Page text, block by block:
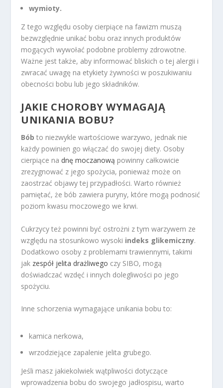
wymioty.
Z tego względu osoby cierpiące na fawizm muszą
bezwzględnie unikać bobu oraz innych produktów
mogących wywołać podobne problemy zdrowotne.
Ważne jest także, aby informować bliskich o tej alergii i
zwracać uwagę na etykiety żywności w poszukiwaniu
obecności bobu lub jego składników.
JAKIE CHOROBY WYMAGAJĄ
UNIKANIA BOBU?
Bób to niezwykle wartościowe warzywo, jednak nie
każdy powinien go włączać do swojej diety. Osoby
cierpiące na dnę moczanową powinny całkowicie
zrezygnować z jego spożycia, ponieważ może on
zaostrzać objawy tej przypadłości. Warto również
pamiętać, że bób zawiera puryny, które mogą podnosić
poziom kwasu moczowego we krwi.
Cukrzycy też powinni być ostrożni z tym warzywem ze
względu na stosunkowo wysoki indeks glikemiczny.
Dodatkowo osoby z problemami trawiennymi, takimi
jak zespół jelita drażliwego czy SIBO, mogą
doświadczać wzdęć i innych dolegliwości po jego
spożyciu.
Inne schorzenia wymagające unikania bobu to:
kamica nerkowa,
wrzodziejące zapalenie jelita grubego.
Jeśli masz jakiekolwiek wątpliwości dotyczące
wprowadzenia bobu do swojego jadłospisu, warto